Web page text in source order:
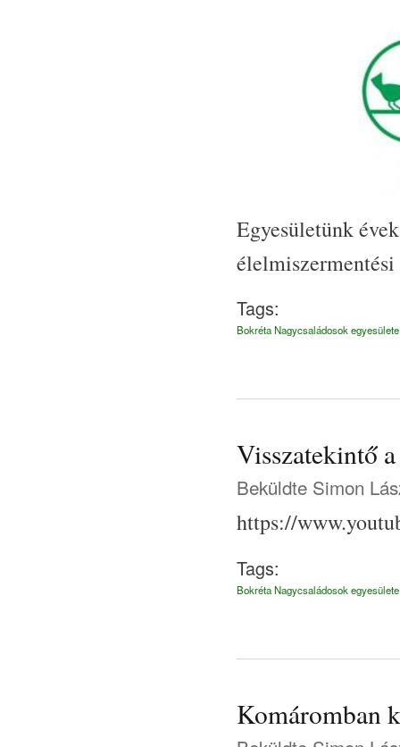
Egyesületünk
Tags:
Bokréta Nagycsaládosok egyesülete
Visszatekintő
Beküldte Simon
https://
Tags:
Bokréta Nagycsaládosok egyesülete
Komáromban